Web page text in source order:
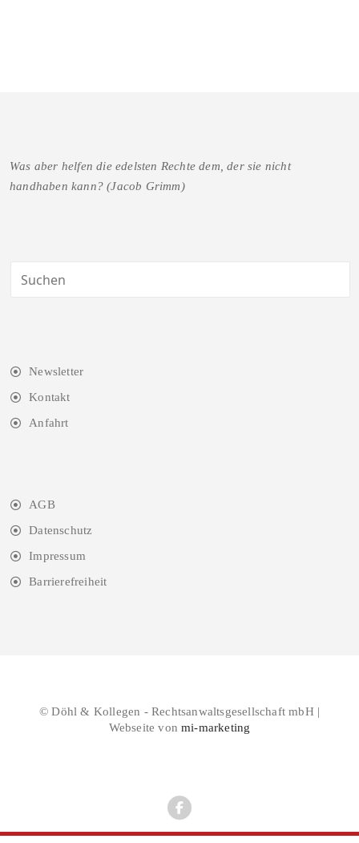
Was aber helfen die edelsten Rechte dem, der sie nicht
handhaben kann? (Jacob Grimm)
Newsletter
Kontakt
Anfahrt
AGB
Datenschutz
Impressum
Barrierefreiheit
© Döhl & Kollegen - Rechtsanwaltsgesellschaft mbH |
Webseite vonmi-marketing